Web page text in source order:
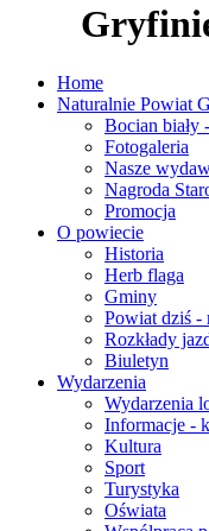
Home
Naturalnie Powiat
Bocian biały
Fotogaleria
Nasze
Nagroda
Promocja
O powiecie
Historia
Herb flaga
Gminy
Powiat dziś -
Rozkłady
Biuletyn
Wydarzenia
Wydarzenia
Informacje -
Kultura
Sport
Turystyka
Oświata